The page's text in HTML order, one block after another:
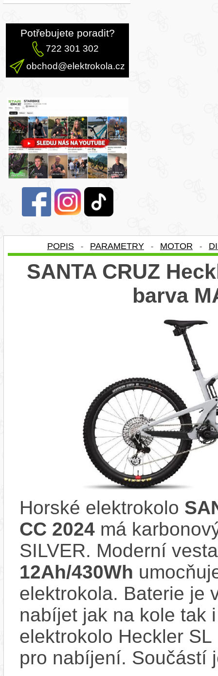
Potřebujete poradit?
722 301 302
obchod@elektrokola.cz
POPIS - PARAMETRY - MOTOR -
SANTA CRUZ
barva
Horské elektrokolo
CC 2024 má
SILVER. Moderní
12Ah/430Wh
elektrokola. Baterie je
nabíjet jak na kole tak
elektrokolo Heckler
pro nabíjení. Součástí